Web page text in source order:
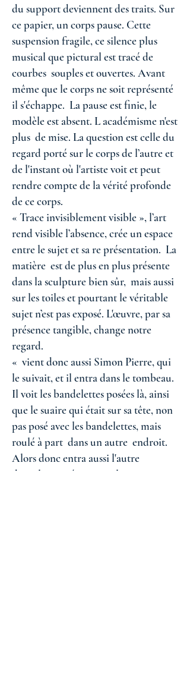
du support deviennent des traits. Sur
ce papier, un corps pause. Cette
suspension fragile, ce silence plus
musical que pictural est tracé de
courbes souples et ouvertes. Avant
même que le corps ne soit représenté
il s'échappe. La pause est finie, le
modèle est absent. L académisme n'est
plus de mise. La question est celle du
regard porté sur le corps de l’autre et
de l'instant où l'artiste voit et peut
rendre compte de la vérité profonde
de ce corps.
« Trace invisiblement visible », l’art
rend visible l’absence, crée un espace
entre le sujet et sa re présentation. La
matière est de plus en plus présente
dans la sculpture bien sûr, mais aussi
sur les toiles et pourtant le véritable
sujet n’est pas exposé. L'œuvre, par sa
présence tangible, change notre
regard.
« vient donc aussi Simon Pierre, qui
le suivait, et il entra dans le tombeau.
Il voit les bandelettes posées là, ainsi
que le suaire qui était sur sa tête, non
pas posé avec les bandelettes, mais
roulé à part dans un autre endroit.
Alors donc entra aussi l'autre
disciple,, qui était venu le premier au